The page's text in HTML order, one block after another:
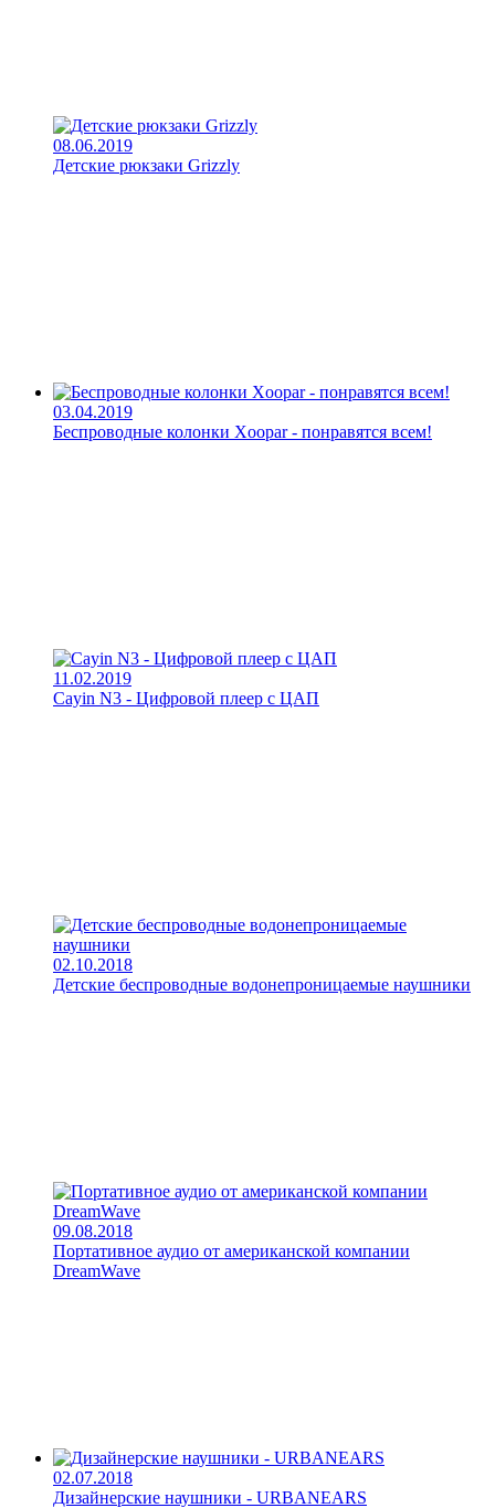
08.06.2019
Детские рюкзаки Grizzly
03.04.2019
Беспроводные колонки Xoopar - понравятся всем!
11.02.2019
Cayin N3 - Цифровой плеер с ЦАП
02.10.2018
Детские беспроводные водонепроницаемые наушники
09.08.2018
Портативное аудио от американской компании
DreamWave
02.07.2018
Дизайнерские наушники - URBANEARS